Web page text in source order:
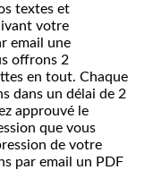
textes et
votre
email une
offrons 2
en tout. Chaque
dans un délai de 2
approuvé le
que vous
de votre
par email un PDF